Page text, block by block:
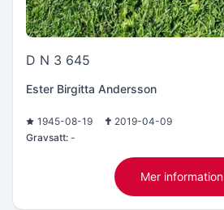
D N 3 645
Ester Birgitta Andersson
1945-08-19
2019-04-09
Gravsatt: -
Mer information